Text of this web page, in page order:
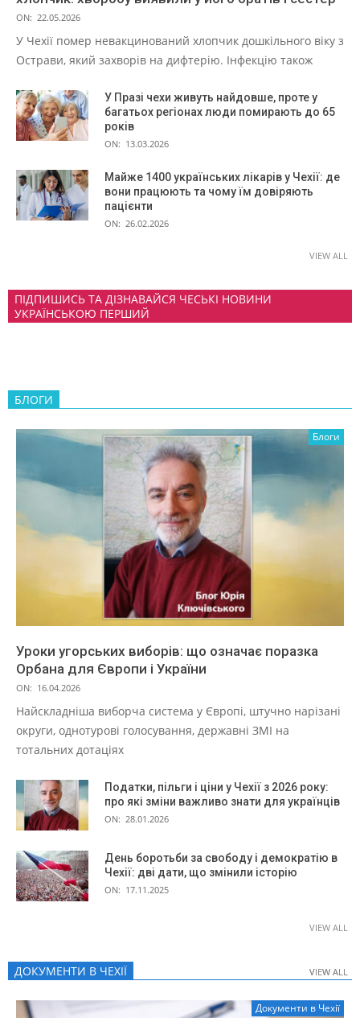
ON: 22.05.2026
У Чехії помер невакцинований хлопчик дошкільного віку з
Острави, який захворів на дифтерію. Інфекцію також
У Празі чехи живуть найдовше, проте у
багатьох регіонах люди помирають до 65
років
ON: 13.03.2026
Майже 1400 українських лікарів у Чехії: де
вони працюють та чому їм довіряють
пацієнти
ON: 26.02.2026
VIEW ALL
ПІДПИШИСЬ ТА ДІЗНАВАЙСЯ ЧЕСЬКІ НОВИНИ
УКРАЇНСЬКОЮ ПЕРШИЙ
БЛОГИ
Блоги
Уроки угорських виборів: що означає поразка
Орбана для Європи і України
ON: 16.04.2026
Найскладніша виборча система у Європі, штучно нарізані
округи, однотурові голосування, державні ЗМІ на
тотальних дотаціях
Податки, пільги і ціни у Чехії з 2026 року:
про які зміни важливо знати для українців
ON: 28.01.2026
День боротьби за свободу і демократію в
Чехії: дві дати, що змінили історію
ON: 17.11.2025
VIEW ALL
ДОКУМЕНТИ В ЧЕХІЇ VIEW ALL
Документи в Чехії
VIEW ALL